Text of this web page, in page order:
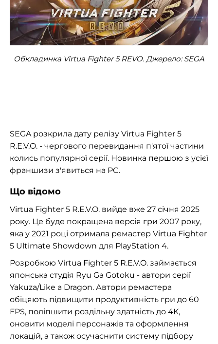
Обкладинка Virtua Fighter 5 REVO. Джерело: SEGA
SEGA розкрила дату релізу Virtua Fighter 5
R.E.V.O. - чергового перевидання п'ятої частини
колись популярної серії. Новинка першою з усієї
франшизи з'явиться на PC.
Що відомо
Virtua Fighter 5 R.E.V.O. вийде вже 27 січня 2025
року. Це буде покращена версія гри 2007 року,
яка у 2021 році отримала ремастер Virtua Fighter
5 Ultimate Showdown для PlayStation 4.
Розробкою Virtua Fighter 5 R.E.V.O. займається
японська студія Ryu Ga Gotoku - автори серії
Yakuza/Like a Dragon. Автори ремастера
обіцяють підвищити продуктивність гри до 60
FPS, поліпшити роздільну здатність до 4K,
оновити моделі персонажів та оформлення
локацій, а також осучаснити систему підбору